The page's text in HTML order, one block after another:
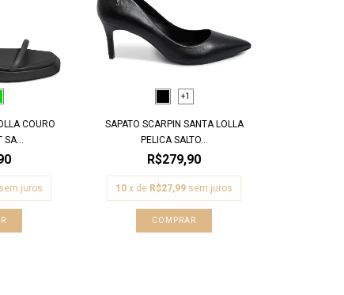
COURO
sem juros
+1
SAPATO SCARPIN SANTA LOLLA
PELICA SALTO...
R$279,90
10 x de R$27,99 sem juros
COMPRAR